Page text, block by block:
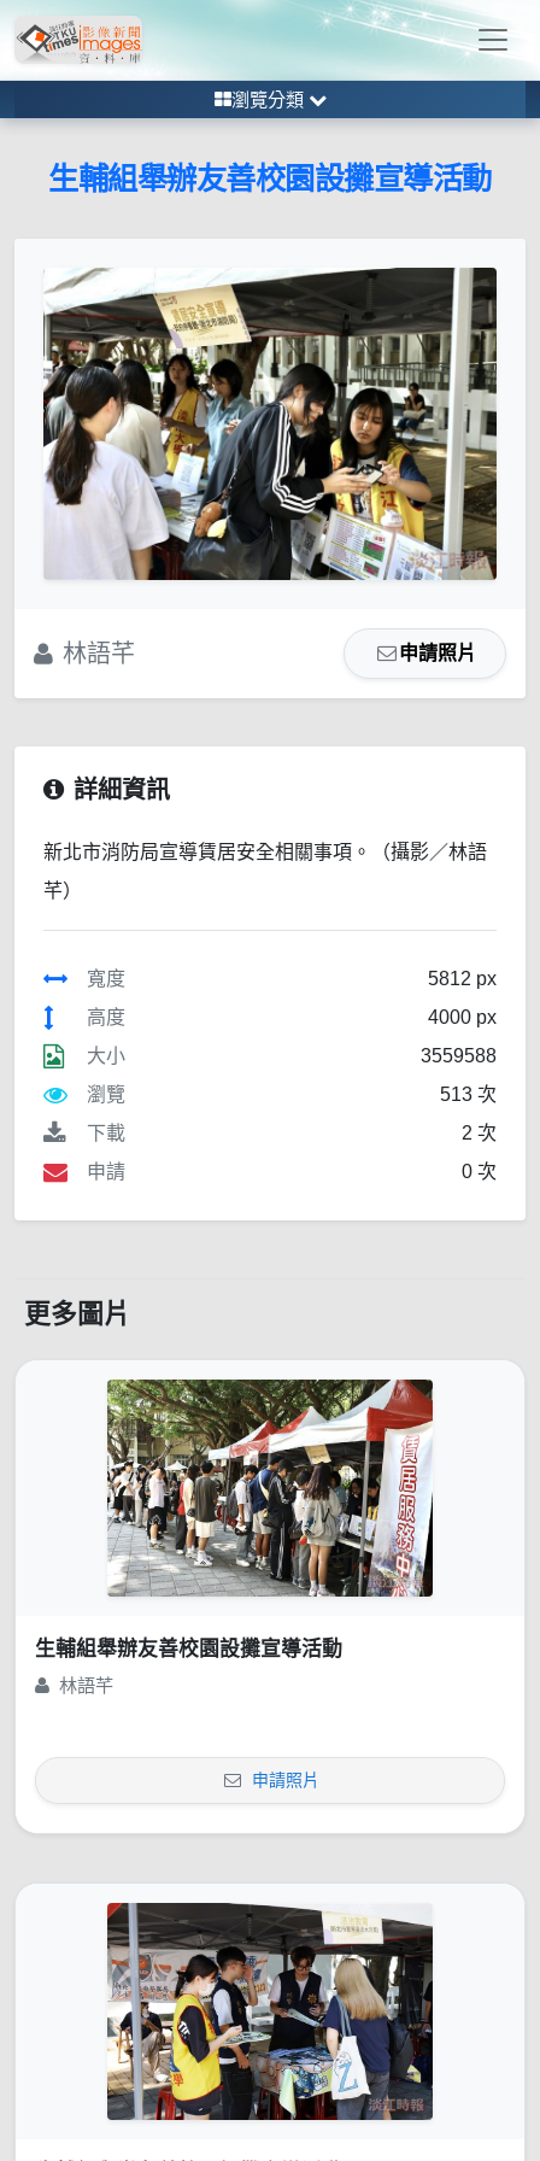
瀏覽分類
生輔組舉辦友善校園設攤宣導活動
林語芊 申請照片
詳細資訊
新北市消防局宣導賃居安全相關事項。（攝影／林語
芊）
寬度
5812 px
高度
4000 px
大小
3559588
瀏覽
513 次
下載
2 次
申請
0 次
更多圖片
生輔組舉辦友善校園設攤宣導活動
林語芊
申請照片